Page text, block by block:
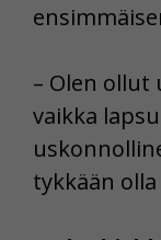
– Olen ollut
vaikka
tykkään